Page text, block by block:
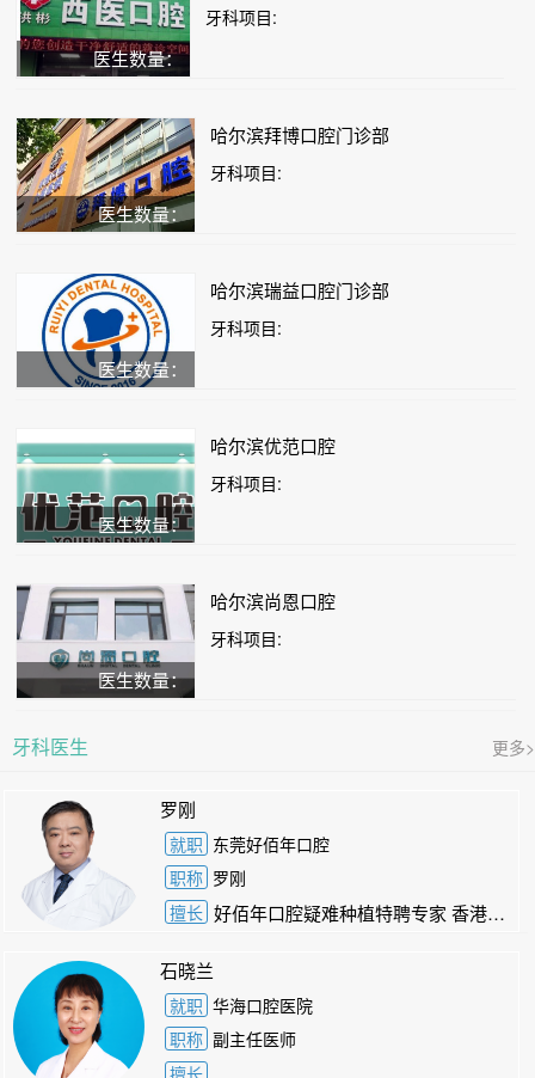
医生数量：
牙科项目:
医生数量：
哈尔滨拜博口腔门诊部
牙科项目:
医生数量：
哈尔滨瑞益口腔门诊部
牙科项目:
医生数量：
哈尔滨优范口腔
牙科项目:
医生数量：
哈尔滨尚恩口腔
牙科项目:
牙科医生 更多>
罗刚
就职 东莞好佰年口腔
职称 罗刚
擅长
好佰年口腔疑难种植特聘专家 香港大学荣誉副教授 广州医科大学特聘教授 广东省口腔粘膜病学专业委员会副主任委员 广东省口腔医学会理事 南方医科大学兼职教授兰州大学兼职教授 广东省医院管理协会口腔分会副主席委员
石晓兰
就职 华海口腔医院
职称 副主任医师
擅长